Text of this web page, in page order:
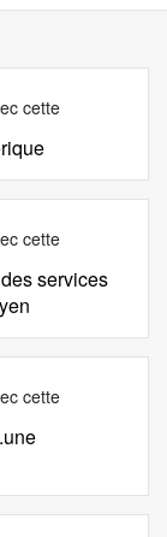
cette
cette
services
cette